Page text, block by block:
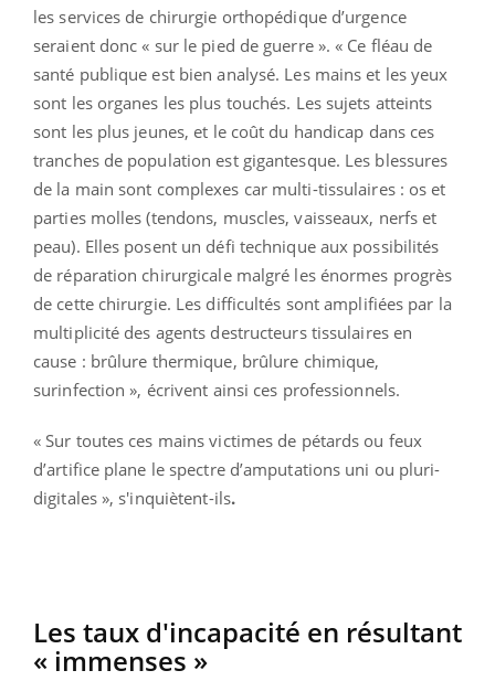
les services de chirurgie orthopédique d’urgence
seraient donc « sur le pied de guerre ». « Ce fléau de
santé publique est bien analysé. Les mains et les yeux
sont les organes les plus touchés. Les sujets atteints
sont les plus jeunes, et le coût du handicap dans ces
tranches de population est gigantesque. Les blessures
de la main sont complexes car multi-tissulaires : os et
parties molles (tendons, muscles, vaisseaux, nerfs et
peau). Elles posent un défi technique aux possibilités
de réparation chirurgicale malgré les énormes progrès
de cette chirurgie. Les difficultés sont amplifiées par la
multiplicité des agents destructeurs tissulaires en
cause : brûlure thermique, brûlure chimique,
surinfection », écrivent ainsi ces professionnels.
« Sur toutes ces mains victimes de pétards ou feux
d’artifice plane le spectre d’amputations uni ou pluri-
digitales », s'inquiètent-ils.
Les taux d'incapacité en résultant
« immenses »